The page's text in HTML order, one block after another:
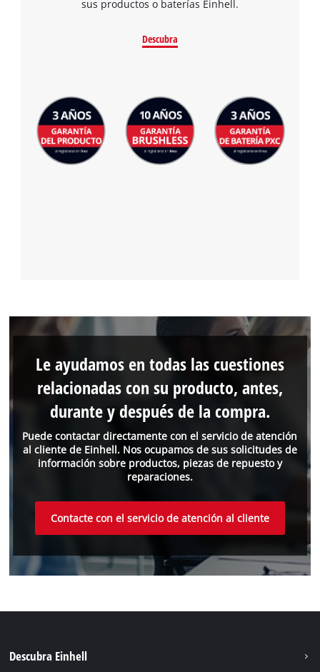
sus productos o baterías Einhell.
Descubra
Puede contactar directamente con el servicio de atención
al cliente de Einhell. Nos ocupamos de sus solicitudes de
información sobre productos, piezas de repuesto y
reparaciones.
Le ayudamos en todas las cuestiones
relacionadas con su producto, antes,
durante y después de la compra.
Contacte con el servicio de atención al cliente
Descubra Einhell